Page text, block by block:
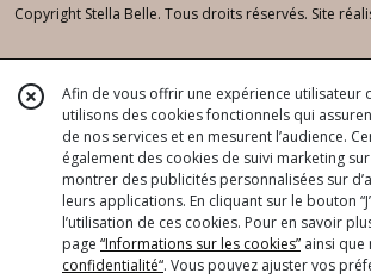
Copyright Stella Belle. Tous droits réservés. Site
Afin de vous offrir une expérience utilisateur
utilisons des cookies fonctionnels qui
de nos services et en mesurent l’audience.
également des cookies de suivi marketing
montrer des publicités personnalisées sur
leurs applications. En cliquant sur le bouton
l’utilisation de ces cookies. Pour en savoir
page “Informations sur les cookies” ainsi que
confidentialité“. Vous pouvez ajuster vos